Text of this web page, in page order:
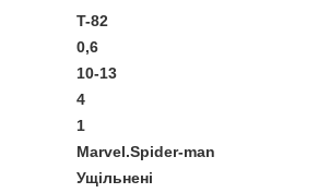
T-82
0,6
10-13
4
1
Marvel.Spider-man
Ущільнені